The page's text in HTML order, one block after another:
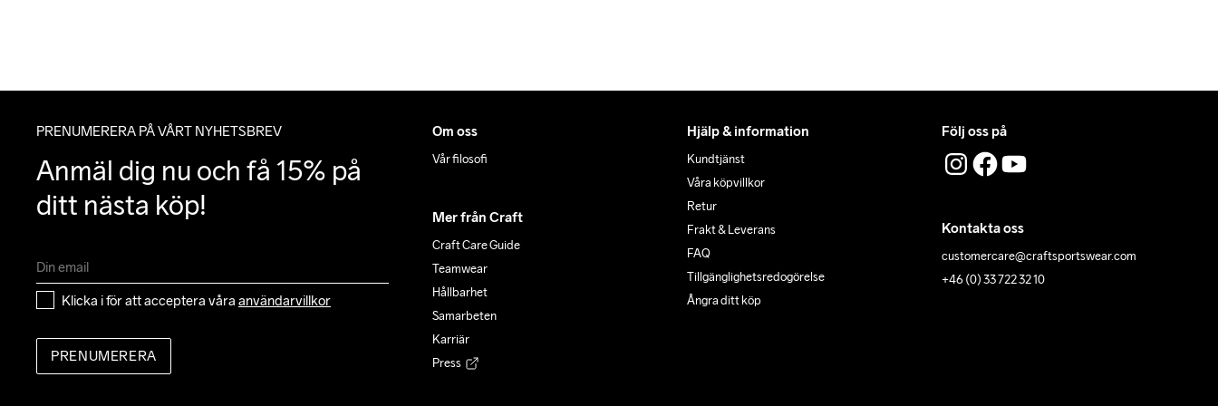
PRENUMERERA PÅ VÅRT NYHETSBREV
Anmäl dig nu och få 15% på
ditt nästa köp!
Klicka i för att acceptera våra användarvillkor
PRENUMERERA
Om oss
Vår filosofi
Mer från Craft
Craft Care Guide
Teamwear
Hållbarhet
Samarbeten
Karriär
Press
Hjälp & information
Kundtjänst
Våra köpvillkor
Retur
Frakt & Leverans
FAQ
Tillgänglighets­redogörelse
Ångra ditt köp
Följ oss på
Kontakta oss
customercare@craftsportswear.com
+46 (0) 33 722 32 10